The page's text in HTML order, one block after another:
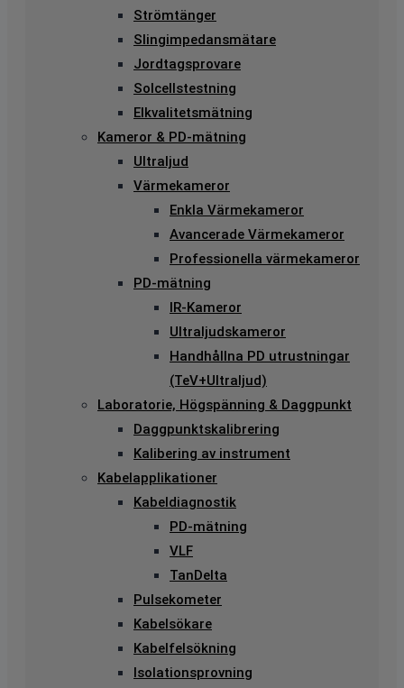
Strömtänger
Slingimpedansmätare
Jordtagsprovare
Solcellstestning
Elkvalitetsmätning
Kameror & PD-mätning
Ultraljud
Värmekameror
Enkla Värmekameror
Avancerade Värmekameror
Professionella värmekameror
PD-mätning
IR-Kameror
Ultraljudskameror
Handhållna PD utrustningar
(TeV+Ultraljud)
Laboratorie, Högspänning & Daggpunkt
Daggpunktskalibrering
Kalibering av instrument
Kabelapplikationer
Kabeldiagnostik
PD-mätning
VLF
TanDelta
Pulsekometer
Kabelsökare
Kabelfelsökning
Isolationsprovning